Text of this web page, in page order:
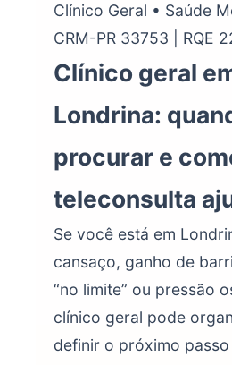
Clínico Geral • Saúde
CRM-PR 33753 | RQE
Clínico geral
Londrina:
procurar e
teleconsulta
Se você está em
cansaço, ganho de
“no limite” ou pressão
clínico geral pode
definir o próximo